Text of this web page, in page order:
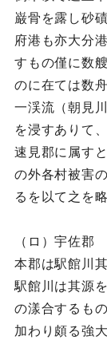
巌骨を露し砂
府港も亦大分
すもの僅に数
のに在ては数
一渓流（朝見
を浸すありて
速見郡に属す
の外各村被害
るを以て之を略
（ロ）宇佐郡
本郡は駅館川
駅館川は其源
の漾合するも
加わり頗る強